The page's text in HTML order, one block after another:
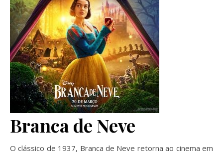
Branca de Neve
O clássico de 1937, Branca de Neve retorna ao cinema em